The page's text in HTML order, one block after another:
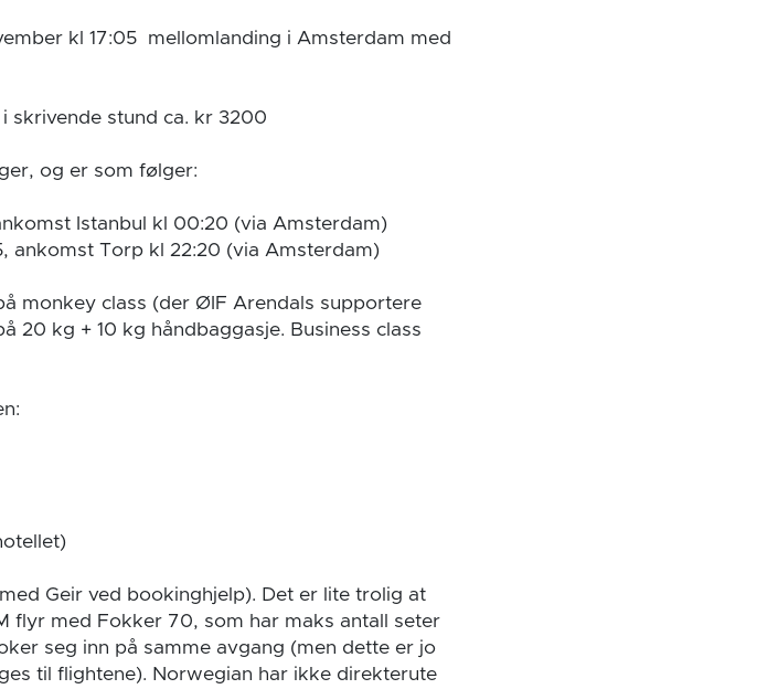
kl 17:05 mellomlanding i Amsterdam med
skrivende stund ca. kr 3200
og er som følger:
Istanbul kl 00:20 (via Amsterdam)
ankomst Torp kl 22:20 (via Amsterdam)
monkey class (der ØIF Arendals supportere
20 kg + 10 kg håndbaggasje. Business class
Geir ved bookinghjelp). Det er lite trolig at
flyr med Fokker 70, som har maks antall seter
seg inn på samme avgang (men dette er jo
til flightene). Norwegian har ikke direkterute